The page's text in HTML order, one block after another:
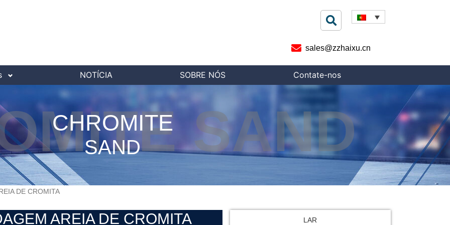
sales@zzhaixu.cn
NOTÍCIA SOBRE NÓS Contate-nos
SAND
CHROMITE
SAND
DE CROMITA
AREIA DE CROMITA LAR